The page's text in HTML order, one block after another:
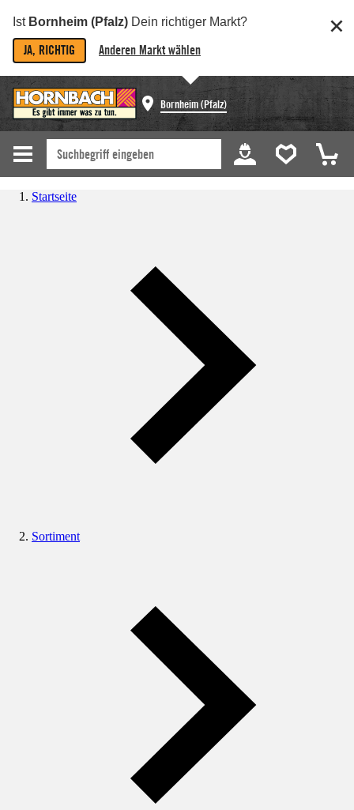
Ist Bornheim (Pfalz) Dein richtiger Markt?
JA, RICHTIG Anderen Markt wählen
Bornheim (Pfalz)
Startseite
Sortiment